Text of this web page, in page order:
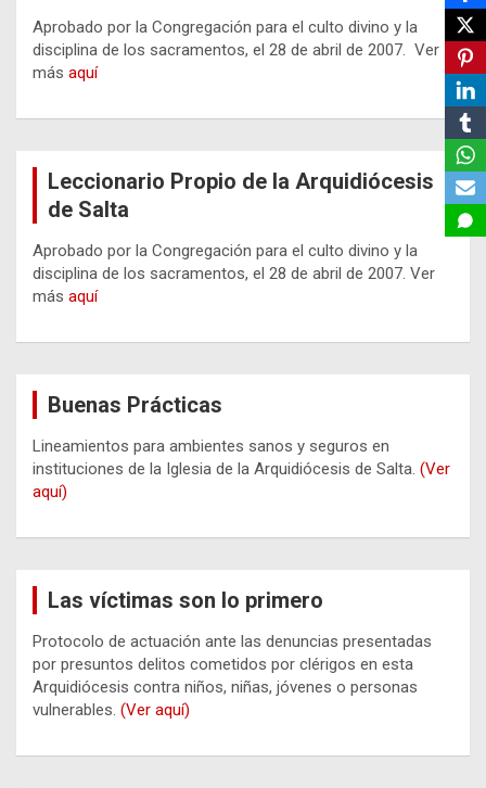
Aprobado por la Congregación para el culto divino y la
disciplina de los sacramentos, el 28 de abril de 2007. Ver
más aquí
Leccionario Propio de la Arquidiócesis
de Salta
Aprobado por la Congregación para el culto divino y la
disciplina de los sacramentos, el 28 de abril de 2007. Ver
más aquí
Buenas Prácticas
Lineamientos para ambientes sanos y seguros en
instituciones de la Iglesia de la Arquidiócesis de Salta. (Ver
aquí)
Las víctimas son lo primero
Protocolo de actuación ante las denuncias presentadas
por presuntos delitos cometidos por clérigos en esta
Arquidiócesis contra niños, niñas, jóvenes o personas
vulnerables. (Ver aquí)